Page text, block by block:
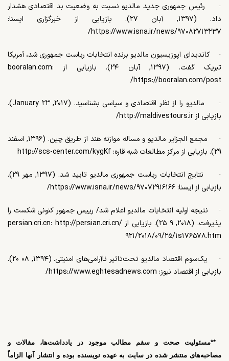
·
رئیس جمهوری جدید مالدیو نسبت به وضعیت بد اقتصادی هشدار
داد. (۱۳۹۷, آبان ۲۷). بازیابی از خبرگزاری ایسنا:
https://www.isna.ir/news/۹۷۰۸۲۷۱۳۲۳۷/
·
کاندیدای اپوزیسیون مالدیو برنده انتخابات ریاست جمهوری شد، آمریکا
تبریک گفت. (۱۳۹۷, آبان ۲۴). بازیابی از
booralan.com:
https://booralan.com/post/
· مالدیو را از نظر اقتصادی و سیاسی بشناسید. (۲۰۱۷, January۲۳).
بازیابی از http://maldivestours.ir/
·
مجمع الجزایر مالدیو و مساله موازنه هند از طریق چین. (۱۳۹۶, اسفند
۲۹). بازیابی از مرکز مطالعات شبه قاره:
http://scs-center.com/kygKf
·
نتایج انتخابات ریاست جمهوری مالدیو تایید شد. (۱۳۹۷, مهر ۲۹).
بازیابی از ایسنا:
https://www.isna.ir/news/۹۷۰۷۲۹۱۶۱۶۶/
·
نتیجه اولیه انتخابات مالدیو اعلام شد/ رییس جمهور کنونی شکست را
پذیرفت. (۲۰۱۸, ۹ ۲۵). بازیابی از
persian.cri.cn: http://persian.cri.cn/
۹۲۱/۲۰۱۸/۰۹/۲۵/۱s۱۷۶۵۷۸.htm
·
یک‌سوم اقتصاد مالدیو تحت‌تاثیر ناآرامی‌های امنیتی. (۱۳۹۴, ۰۸ ۲۰).
بازیابی از اقتصاد نیوز: https://www.eghtesadnews.com/
**مسئولیت صحت و سقم مطالب موجود در یادداشت‌ها، مقالات و
مصاحبه‌های منتشر شده در سایت به عهده نویسنده بوده و انتشار آنها الزاماً